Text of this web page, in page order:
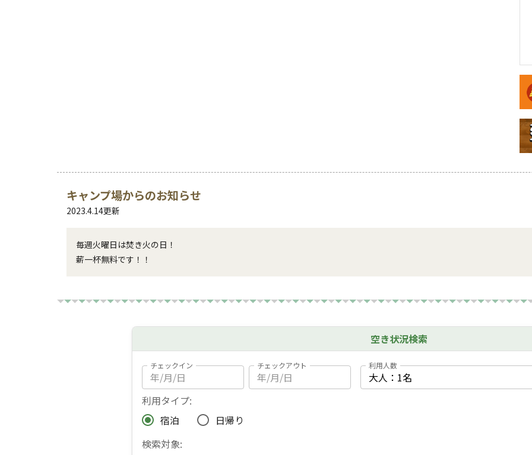
キ
キャンプ場からのお知らせ
2023.4.14更新
毎週火曜日は焚き火の日！
薪一杯無料です！！
空き状況検索
チェックイン チェックアウト 利用人数
利用タイプ:
宿泊
日帰り
検索対象: